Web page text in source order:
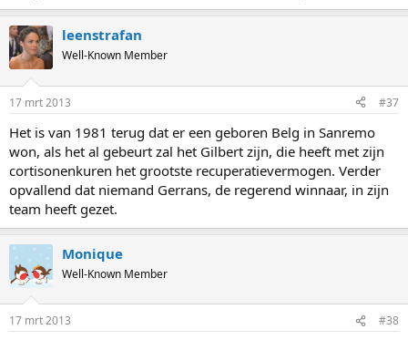
leenstrafan
Well-Known Member
17 mrt 2013 #37
Het is van 1981 terug dat er een geboren Belg in Sanremo
won, als het al gebeurt zal het Gilbert zijn, die heeft met zijn
cortisonenkuren het grootste recuperatievermogen. Verder
opvallend dat niemand Gerrans, de regerend winnaar, in zijn
team heeft gezet.
Monique
Well-Known Member
17 mrt 2013 #38